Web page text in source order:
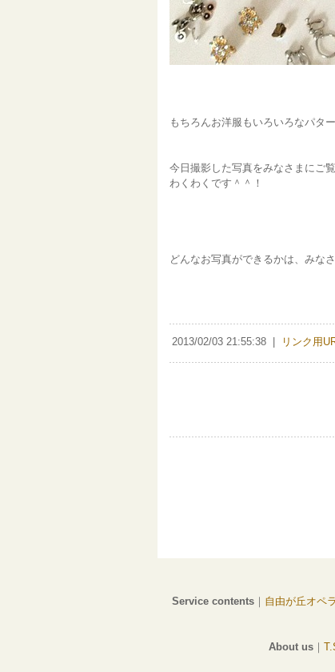
もちろんお洋服もいろいろなパタ
今日撮影した写真をみなさまにご
わくわくです＾＾！
どんなお写真ができるかは、みな
2013/02/03 21:55:38 リンク用
Service contents ｜ 自由が丘オペ
About us｜